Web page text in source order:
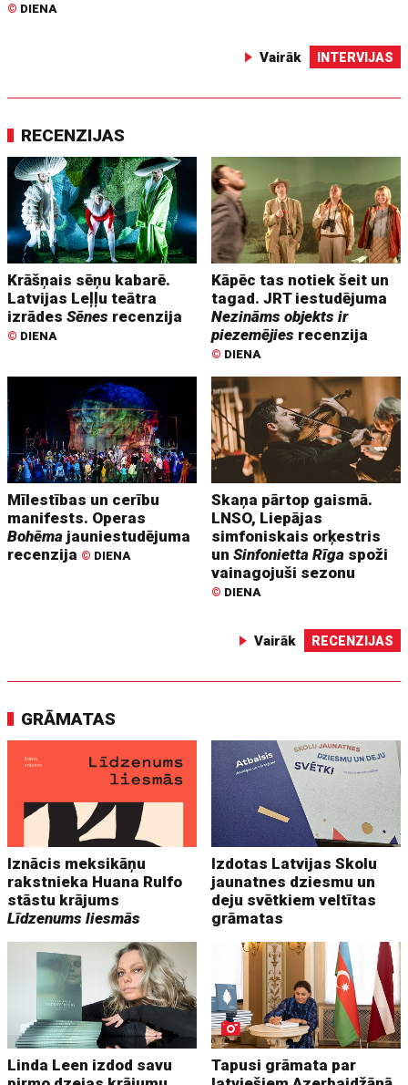
© DIENA
Vairāk INTERVIJAS
RECENZIJAS
Krāšņais sēņu kabarē.
Latvijas Leļļu teātra
izrādesSēnes recenzija
© DIENA
Kāpēc tas notiek šeit un
tagad. JRT iestudējuma
Nezināms objekts ir
piezemējies recenzija
© DIENA
Mīlestības un cerību
manifests. Operas
Bohēma jauniestudējuma
recenzija © DIENA
Skaņa pārtop gaismā.
LNSO, Liepājas
simfoniskais orķestris
unSinfonietta Rīga spoži
vainagojuši sezonu
© DIENA
Vairāk RECENZIJAS
GRĀMATAS
Iznācis meksikāņu
rakstnieka Huana Rulfo
stāstu krājums
Līdzenums liesmās
Izdotas Latvijas Skolu
jaunatnes dziesmu un
deju svētkiem veltītas
grāmatas
Linda Leen izdod savu
Tapusi grāmata par